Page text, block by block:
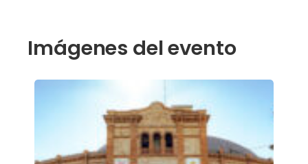
Imágenes del evento